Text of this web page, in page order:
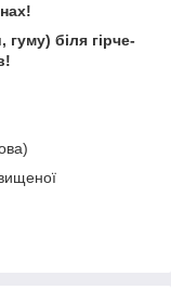
біля гірче-